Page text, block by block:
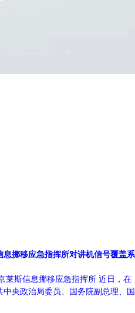
挪移应急指挥所对讲机信号覆盖系
莱斯信息挪移应急指挥所 近日，在
央政治局委员、国务院副总理、国